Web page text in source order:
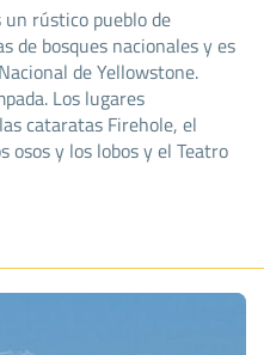
rústico pueblo de
de bosques nacionales y es
de Yellowstone.
Los lugares
cataratas Firehole, el
osos y los lobos y el Teatro